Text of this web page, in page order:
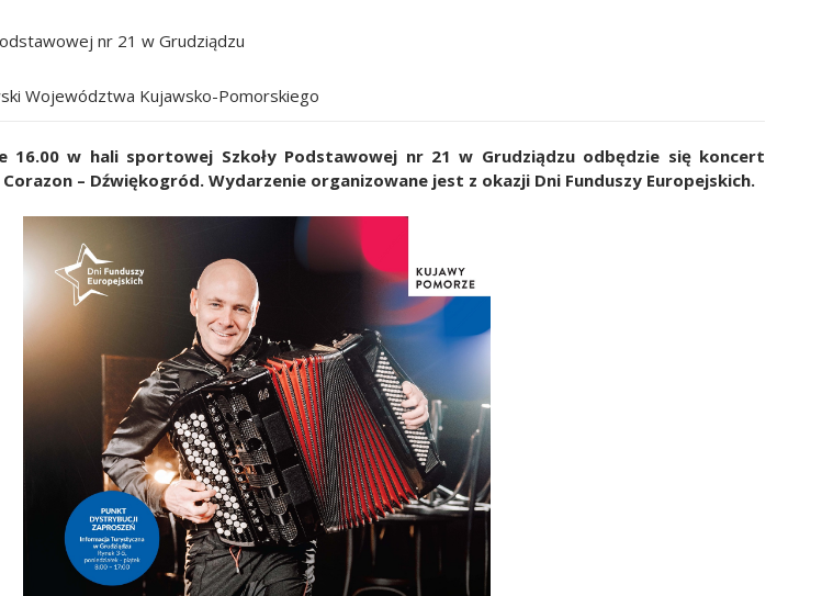
nr 21 w Grudziądzu
Województwa Kujawsko-Pomorskiego
16.00 w hali sportowej Szkoły Podstawowej nr 21 w Grudziądzu odbędzie się koncert
– Dźwiękogród. Wydarzenie organizowane jest z okazji Dni Funduszy Europejskich.